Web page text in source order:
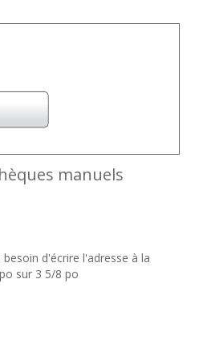
manuels
besoin d'écrire l'adresse à la
sur 3 5/8 po